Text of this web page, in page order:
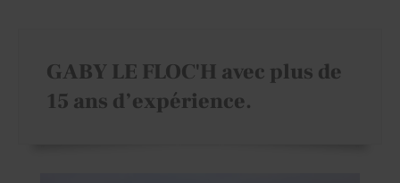
GABY LE FLOC'H avec plus de
15 ans d’expérience.